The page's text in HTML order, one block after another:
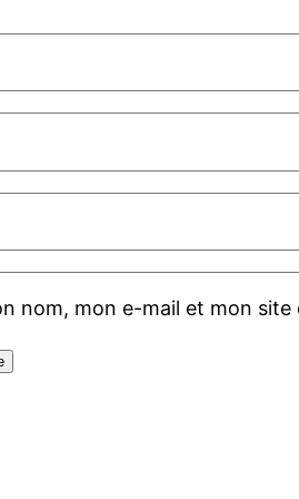
nom, mon e-mail et mon